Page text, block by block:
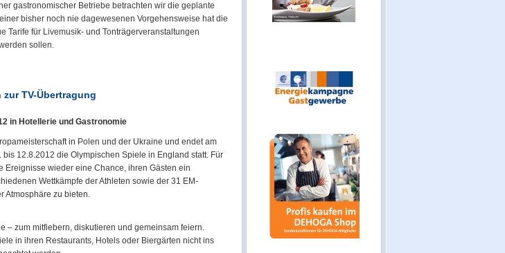
gastronomischer Betriebe betrachten wir die geplante
bisher noch nie dagewesenen Vorgehensweise hat die
Tarife für Livemusik- und Tonträgerveranstaltungen
sollen.
TV-Übertragung
in Hotellerie und Gastronomie
in Polen und der Ukraine und endet am
12.8.2012 die Olympischen Spiele in England statt. Für
Ereignisse wieder eine Chance, ihren Gästen ein
Wettkämpfe der Athleten sowie der 31 EM-
Atmosphäre zu bieten.
– zum mitfiebern, diskutieren und gemeinsam feiern.
in ihren Restaurants, Hotels oder Biergärten nicht ins